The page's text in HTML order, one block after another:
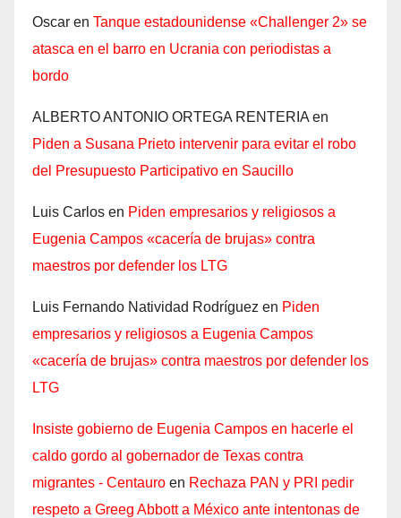
Oscar en Tanque estadounidense «Challenger 2» se
atasca en el barro en Ucrania con periodistas a
bordo
ALBERTO ANTONIO ORTEGA RENTERIA en
Piden a Susana Prieto intervenir para evitar el robo
del Presupuesto Participativo en Saucillo
Luis Carlos en Piden empresarios y religiosos a
Eugenia Campos «cacería de brujas» contra
maestros por defender los LTG
Luis Fernando Natividad Rodríguez en Piden
empresarios y religiosos a Eugenia Campos
«cacería de brujas» contra maestros por defender los
LTG
Insiste gobierno de Eugenia Campos en hacerle el
caldo gordo al gobernador de Texas contra
migrantes - Centauro en Rechaza PAN y PRI pedir
respeto a Greeg Abbott a México ante intentonas de